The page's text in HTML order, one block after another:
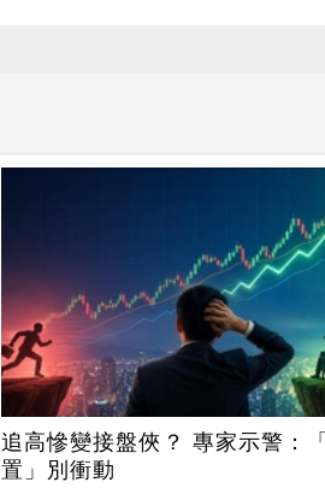
追高慘變接盤俠？ 專家示警：
置」別衝動